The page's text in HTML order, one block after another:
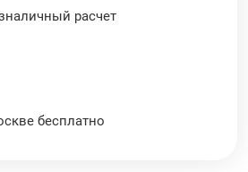
расчет
бесплатно